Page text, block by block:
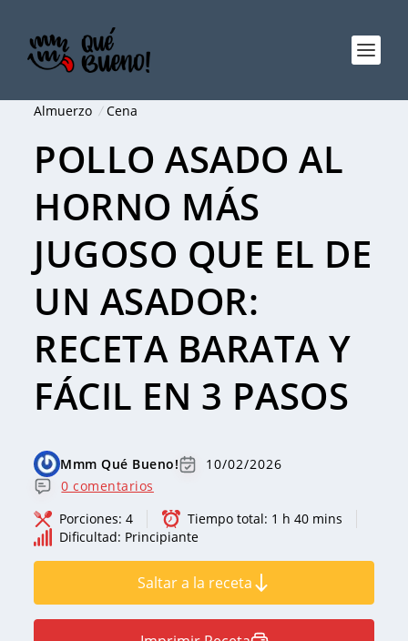
Almuerzo Cena
POLLO ASADO AL
HORNO MÁS
JUGOSO QUE EL DE
UN ASADOR:
RECETA BARATA Y
FÁCIL EN 3 PASOS
Mmm Qué Bueno!
10/02/2026
0 comentarios
Porciones:4 Tiempo total: 1 h 40 mins
Dificultad: Principiante
Saltar a la receta